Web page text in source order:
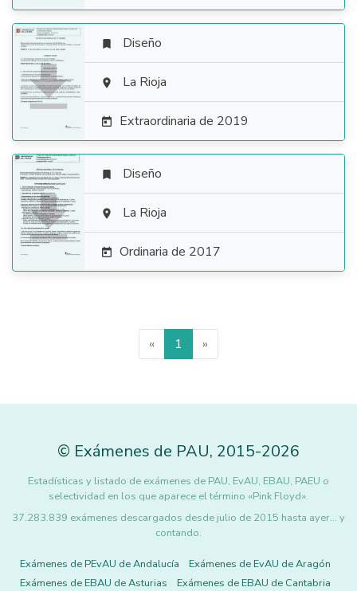

 Diseño
 La Rioja
 Extraordinaria de 2019

 Diseño
 La Rioja
 Ordinaria de 2017
« 1 »
© Exámenes de PAU, 2015-2026
Estadísticas y listado de exámenes de PAU, EvAU, EBAU, PAEU o
selectividad en los que aparece el término «Pink Floyd».
37.283.839 exámenes descargados desde julio de 2015 hasta ayer... y
contando.
Exámenes de PEvAU de Andalucía
Exámenes de EvAU de Aragón
Exámenes de EBAU de Asturias
Exámenes de EBAU de Cantabria